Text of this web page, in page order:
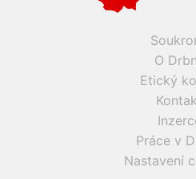
O
Etický
Práce v
Nastavení